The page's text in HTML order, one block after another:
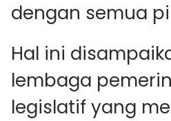
dengan semua
Hal ini
lembaga
legislatif yang